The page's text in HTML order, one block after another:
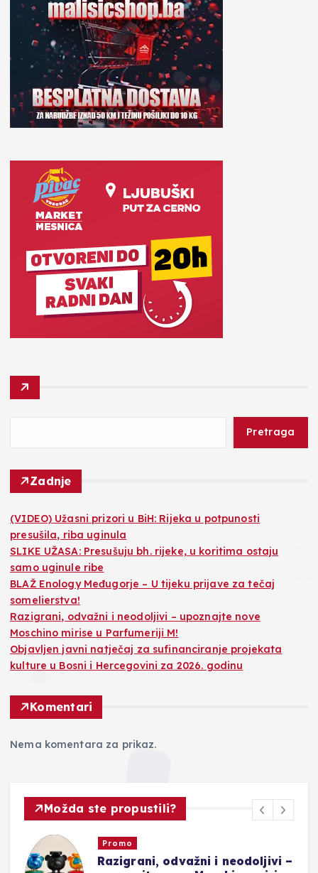
Pretraga
Zadnje
(VIDEO) Užasni prizori u BiH: Rijeka u potpunosti
presušila, riba uginula
SLIKE UŽASA: Presušuju bh. rijeke, u koritima ostaju
samo uginule ribe
BLAŽ Enology Međugorje – U tijeku prijave za tečaj
somelierstva!
Razigrani, odvažni i neodoljivi – upoznajte nove
Moschino mirise u Parfumeriji M!
Objavljen javni natječaj za sufinanciranje projekata
kulture u Bosni i Hercegovini za 2026. godinu
Komentari
Nema komentara za prikaz.
Možda ste propustili?
Promo
Razigrani, odvažni i neodoljivi –